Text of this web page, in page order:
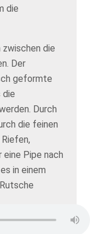
die
die
Der
geformte
die
Durch
die feinen
Pipe nach
in einem
ab.